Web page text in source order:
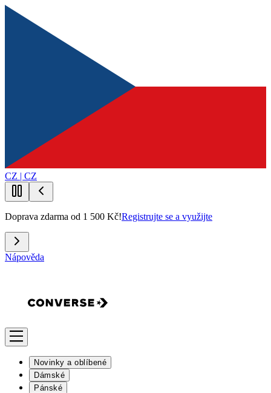
CZ | CZ
Doprava zdarma od 1 500 Kč!Registrujte se a využijte
Nápověda
Novinky a oblíbené
Dámské
Pánské